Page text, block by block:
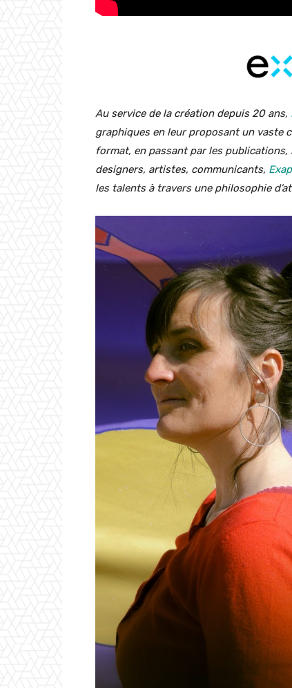
Au service de la création depuis 20 ans,
graphiques en leur proposant un vaste
format, en passant par les
designers, artistes, communicants,
les talents à travers une philosophie